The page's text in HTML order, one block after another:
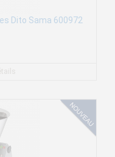
Dito Sama 600972